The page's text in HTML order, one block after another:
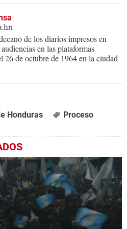
de los diarios impresos en
en las plataformas
26 de octubre de 1964 en la ciudad
Honduras Proceso